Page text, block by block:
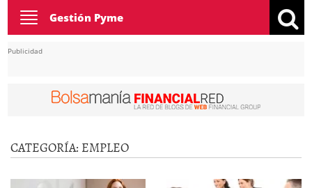
Toggle
navigation
Gestión Pyme
Publicidad
CATEGORÍA: EMPLEO